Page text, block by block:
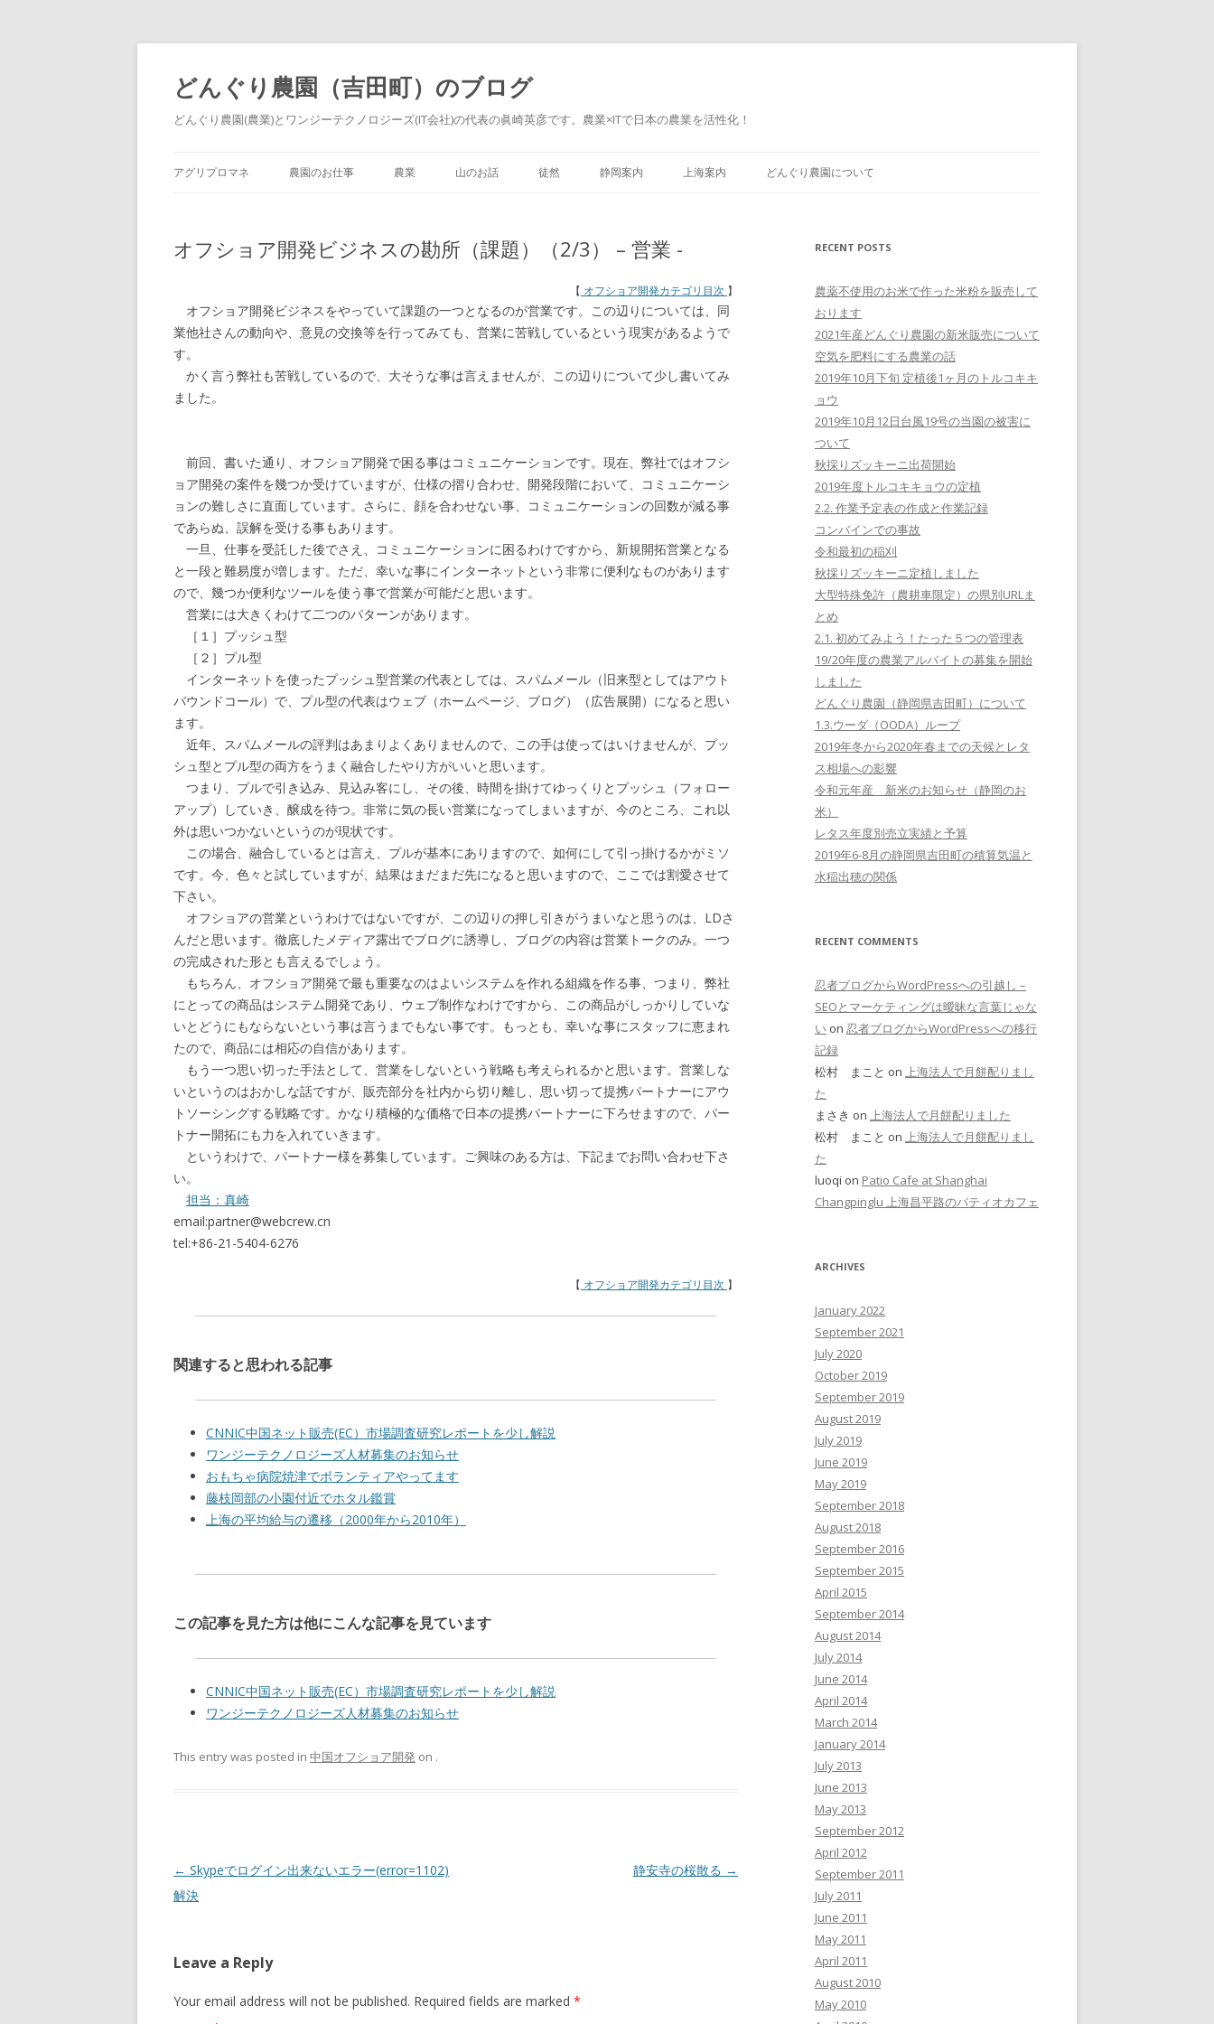
どんぐり農園（吉田町）のブログ
どんぐり農園(農業)とワンジーテクノロジーズ(IT会社)の代表の眞崎英彦です。農業×ITで日本の農業を活性化！
アグリプロマネ 農園のお仕事 農業 山のお話 徒然 静岡案内 上海案内 どんぐり農園について
オフショア開発ビジネスの勘所（課題）（2/3） – 営業 -
【 オフショア開発カテゴリ目次 】
オフショア開発ビジネスをやっていて課題の一つとなるのが営業です。この辺りについては、同
業他社さんの動向や、意見の交換等を行ってみても、営業に苦戦しているという現実があるようで
す。
かく言う弊社も苦戦しているので、大そうな事は言えませんが、この辺りについて少し書いてみ
ました。
前回、書いた通り、オフショア開発で困る事はコミュニケーションです。現在、弊社ではオフシ
ョア開発の案件を幾つか受けていますが、仕様の摺り合わせ、開発段階において、コミュニケーシ
ョンの難しさに直面しています。さらに、顔を合わせない事、コミュニケーションの回数が減る事
であらぬ、誤解を受ける事もあります。
一旦、仕事を受託した後でさえ、コミュニケーションに困るわけですから、新規開拓営業となる
と一段と難易度が増します。ただ、幸いな事にインターネットという非常に便利なものがあります
ので、幾つか便利なツールを使う事で営業が可能だと思います。
営業には大きくわけて二つのパターンがあります。
［１］プッシュ型
［２］プル型
インターネットを使ったプッシュ型営業の代表としては、スパムメール（旧来型としてはアウト
バウンドコール）で、プル型の代表はウェブ（ホームページ、ブログ）（広告展開）になると思い
ます。
近年、スパムメールの評判はあまりよくありませんので、この手は使ってはいけませんが、プッ
シュ型とプル型の両方をうまく融合したやり方がいいと思います。
つまり、プルで引き込み、見込み客にし、その後、時間を掛けてゆっくりとプッシュ（フォロー
アップ）していき、醸成を待つ。非常に気の長い営業になってしまいますが、今のところ、これ以
外は思いつかないというのが現状です。
この場合、融合しているとは言え、プルが基本にありますので、如何にして引っ掛けるかがミソ
です。今、色々と試していますが、結果はまだまだ先になると思いますので、ここでは割愛させて
下さい。
オフショアの営業というわけではないですが、この辺りの押し引きがうまいなと思うのは、LDさ
んだと思います。徹底したメディア露出でブログに誘導し、ブログの内容は営業トークのみ。一つ
の完成された形とも言えるでしょう。
もちろん、オフショア開発で最も重要なのはよいシステムを作れる組織を作る事、つまり、弊社
にとっての商品はシステム開発であり、ウェブ制作なわけですから、この商品がしっかりしていな
いとどうにもならないという事は言うまでもない事です。もっとも、幸いな事にスタッフに恵まれ
たので、商品には相応の自信があります。
もう一つ思い切った手法として、営業をしないという戦略も考えられるかと思います。営業しな
いというのはおかしな話ですが、販売部分を社内から切り離し、思い切って提携パートナーにアウ
トソーシングする戦略です。かなり積極的な価格で日本の提携パートナーに下ろせますので、パー
トナー開拓にも力を入れていきます。
というわけで、パートナー様を募集しています。ご興味のある方は、下記までお問い合わせ下さ
い。
担当：真崎
email:partner@webcrew.cn
tel:+86-21-5404-6276
【 オフショア開発カテゴリ目次 】
関連すると思われる記事
CNNIC中国ネット販売(EC）市場調査研究レポートを少し解説
ワンジーテクノロジーズ人材募集のお知らせ
おもちゃ病院焼津でボランティアやってます
藤枝岡部の小園付近でホタル鑑賞
上海の平均給与の遷移（2000年から2010年）
この記事を見た方は他にこんな記事を見ています
CNNIC中国ネット販売(EC）市場調査研究レポートを少し解説
ワンジーテクノロジーズ人材募集のお知らせ
This entry was posted in 中国オフショア開発 on .
Post navigation
← Skypeでログイン出来ないエラー(error=1102)
解決
静安寺の桜散る →
Leave a Reply
Your email address will not be published. Required fields are marked *
RECENT POSTS
農薬不使用のお米で作った米粉を販売して
おります
2021年産どんぐり農園の新米販売について
空気を肥料にする農業の話
2019年10月下旬 定植後1ヶ月のトルコキキ
ョウ
2019年10月12日台風19号の当園の被害に
ついて
秋採りズッキーニ出荷開始
2019年度トルコキキョウの定植
2.2. 作業予定表の作成と作業記録
コンバインでの事故
令和最初の稲刈
秋採りズッキーニ定植しました
大型特殊免許（農耕車限定）の県別URLま
とめ
2.1. 初めてみよう！たった５つの管理表
19/20年度の農業アルバイトの募集を開始
しました
どんぐり農園（静岡県吉田町）について
1.3.ウーダ（OODA）ループ
2019年冬から2020年春までの天候とレタ
ス相場への影響
令和元年産 新米のお知らせ（静岡のお
米）
レタス年度別売立実績と予算
2019年6-8月の静岡県吉田町の積算気温と
水稲出穂の関係
RECENT COMMENTS
忍者ブログからWordPressへの引越し –
SEOとマーケティングは曖昧な言葉じゃな
い on 忍者ブログからWordPressへの移行
記録
松村 まこと on 上海法人で月餅配りまし
た
まさき on 上海法人で月餅配りました
松村 まこと on 上海法人で月餅配りまし
た
luoqi on Patio Cafe at Shanghai
Changpinglu 上海昌平路のパティオカフェ
ARCHIVES
January 2022
September 2021
July 2020
October 2019
September 2019
August 2019
July 2019
June 2019
May 2019
September 2018
August 2018
September 2016
September 2015
April 2015
September 2014
August 2014
July 2014
June 2014
April 2014
March 2014
January 2014
July 2013
June 2013
May 2013
September 2012
April 2012
September 2011
July 2011
June 2011
May 2011
April 2011
August 2010
May 2010